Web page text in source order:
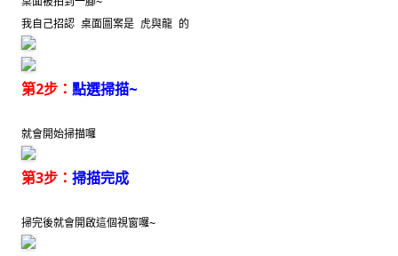
我自己招認 桌面圖案是 虎與龍 的
第2步： 點選掃描~
就會開始掃描囉
第3步： 掃描完成
掃完後就會開啟這個視窗囉~